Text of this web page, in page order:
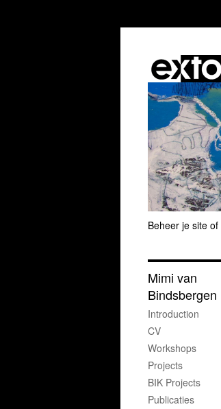
Beheer je site of
Mimi van
Bindsbergen
Introduction
CV
Workshops
Projects
BIK Projects
Publicaties